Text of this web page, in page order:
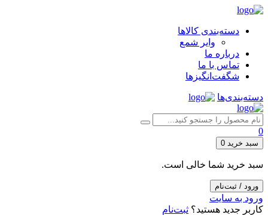
دسته‌بندی کالاها
وایر شمع
درباره ما
تماس با ما
شگفت‌انگیزها
دسته‌بندی‌ها
0
سبد خرید 0
سبد خرید شما خالی است.
ورود / ثبت‌نام
ورود به سایت
کاربر جدید هستید؟ ثبت‌نام